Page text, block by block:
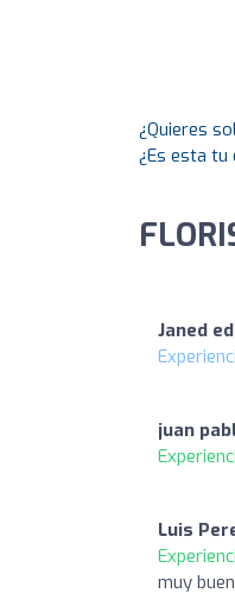
¿Quieres
¿Es esta tu
Janed
juan
Luis
muy